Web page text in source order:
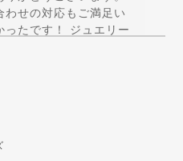
わせの対応もご満足い
ったです！ ジュエリー
ポリシーは正解！と
しいです！ 引き続きご